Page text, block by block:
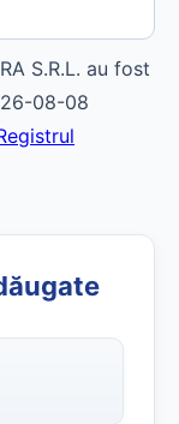
S.R.L. au fost
08-08